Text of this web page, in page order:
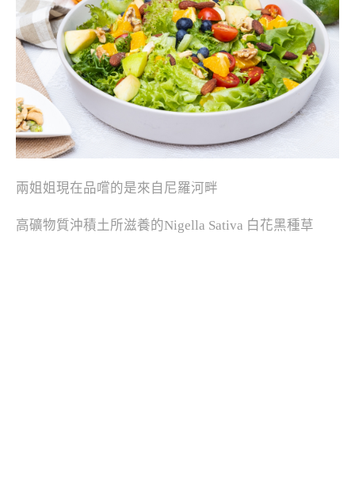
兩姐姐現在品嚐的是來自尼羅河畔
高礦物質沖積土所滋養的Nigella Sativa 白花黑種草